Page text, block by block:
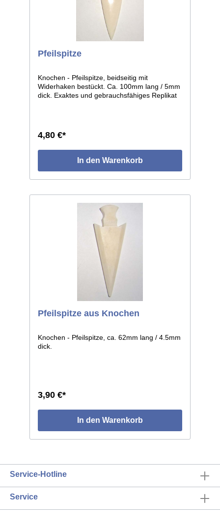
Pfeilspitze
Knochen - Pfeilspitze, beidseitig mit
Widerhaken bestückt. Ca. 100mm lang / 5mm
dick. Exaktes und gebrauchsfähiges Replikat
finden sich bei den Kulturen der europäischen
Frühzeit
4,80 €*
In den Warenkorb
Pfeilspitze aus Knochen
Knochen - Pfeilspitze, ca. 62mm lang / 4.5mm
dick.
3,90 €*
In den Warenkorb
Service-Hotline
Service